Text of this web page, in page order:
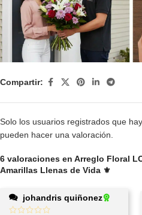
Compartir:
6 valoraciones en Arreglo Floral
Amarillas Llenas de Vida ⚜️
johandris quiñonez
Solo los usuarios registrados que
pueden hacer una valoración.